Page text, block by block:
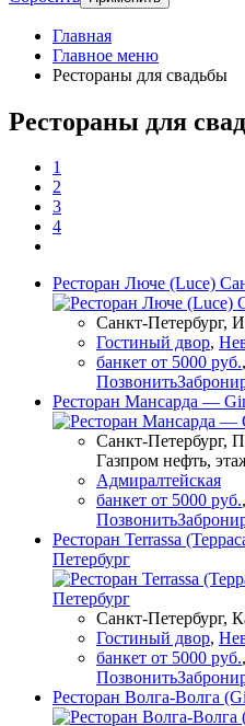
Главная
Главное меню
Рестораны для свадьбы
Рестораны для
1
2
3
4
Ресторан Люче (Luce)
Санкт-Петербург,
Гостиный двор,
банкет от 5000 руб.,
Позвонить
Ресторан Мансарда —
Санкт-Петербург,
Газпром нефть,
Адмиралтейская
банкет от 5000 руб.,
Позвонить
Ресторан Terrassa
Петербург
Санкт-Петербург,
Гостиный двор,
банкет от 5000 руб.,
Позвонить
Ресторан Волга-Волга